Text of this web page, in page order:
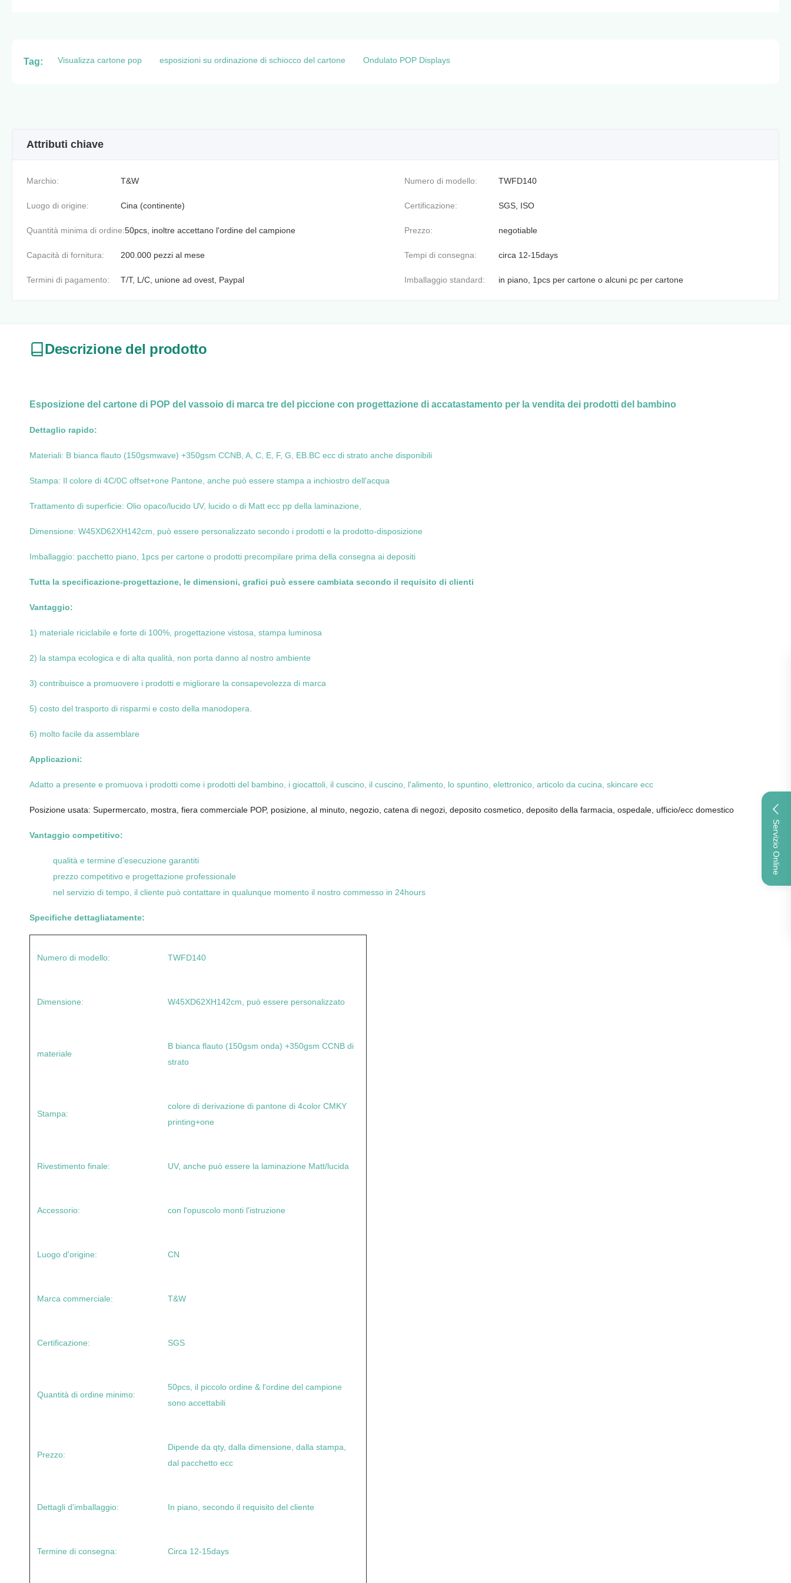
Servizio Online
Tag: Visualizza cartone pop esposizioni su ordinazione di schiocco del cartone Ondulato POP Displays
Attributi chiave
Marchio: T&W Numero di modello: TWFD140
Luogo di origine: Cina (continente) Certificazione: SGS, ISO
Quantità minima di ordine:50pcs, inoltre accettano l'ordine del campione Prezzo: negotiable
Capacità di fornitura: 200.000 pezzi al mese Tempi di consegna: circa 12-15days
Termini di pagamento: T/T, L/C, unione ad ovest, Paypal Imballaggio standard: in piano, 1pcs per cartone o alcuni pc per cartone
Descrizione del prodotto
Esposizione del cartone di POP del vassoio di marca tre del piccione con progettazione di accatastamento per la vendita dei prodotti del bambino
Dettaglio rapido:
Materiali: B bianca flauto (150gsmwave) +350gsm CCNB, A, C, E, F, G, EB.BC ecc di strato anche disponibili
Stampa: Il colore di 4C/0C offset+one Pantone, anche può essere stampa a inchiostro dell'acqua
Trattamento di superficie: Olio opaco/lucido UV, lucido o di Matt ecc pp della laminazione,
Dimensione: W45XD62XH142cm, può essere personalizzato secondo i prodotti e la prodotto-disposizione
Imballaggio: pacchetto piano, 1pcs per cartone o prodotti precompilare prima della consegna ai depositi
Tutta la specificazione-progettazione, le dimensioni, grafici può essere cambiata secondo il requisito di clienti
Vantaggio:
1) materiale riciclabile e forte di 100%, progettazione vistosa, stampa luminosa
2) la stampa ecologica e di alta qualità, non porta danno al nostro ambiente
3) contribuisce a promuovere i prodotti e migliorare la consapevolezza di marca
5) costo del trasporto di risparmi e costo della manodopera.
6) molto facile da assemblare
Applicazioni:
Adatto a presente e promuova i prodotti come i prodotti del bambino, i giocattoli, il cuscino, il cuscino, l'alimento, lo spuntino, elettronico, articolo da cucina, skincare ecc
Posizione usata: Supermercato, mostra, fiera commerciale POP, posizione, al minuto, negozio, catena di negozi, deposito cosmetico, deposito della farmacia, ospedale, ufficio/ecc domestico
Vantaggio competitivo:
qualità e termine d'esecuzione garantiti
prezzo competitivo e progettazione professionale
nel servizio di tempo, il cliente può contattare in qualunque momento il nostro commesso in 24hours
Specifiche dettagliatamente:
Numero di modello: TWFD140
Dimensione: W45XD62XH142cm, può essere personalizzato
materiale
B bianca flauto (150gsm onda) +350gsm CCNB di
strato
Stampa:
colore di derivazione di pantone di 4color CMKY
printing+one
Rivestimento finale: UV, anche può essere la laminazione Matt/lucida
Accessorio: con l'opuscolo monti l'istruzione
Luogo d'origine: CN
Marca commerciale: T&W
Certificazione: SGS
Quantità di ordine minimo:
50pcs, il piccolo ordine & l'ordine del campione
sono accettabili
Prezzo:
Dipende da qty, dalla dimensione, dalla stampa,
dal pacchetto ecc
Dettagli d'imballaggio: In piano, secondo il requisito del cliente
Termine di consegna: Circa 12-15days